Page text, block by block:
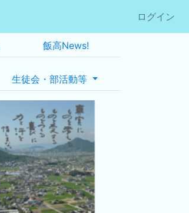
ログイン
飯高News!
生徒会・部活動等